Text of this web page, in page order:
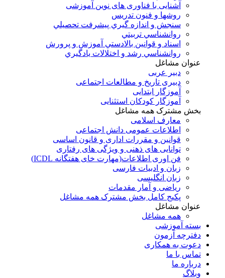
آشنایی با فناوری های نوین آموزشی
روشها و فنون تدريس
سنجش و اندازه گيري پيشرفت تحصيلي
روانشناسي تربيتي
اسناد و قوانين بالادستي آموزش و پرورش
روانشناسي رشد و اختلالات يادگيري
عنوان مشاغل
دبير عربی
دبیری تاریخ و مطالعات اجتماعی
آموزگار ابتدایی
آموزگار کودکان استثنایی
بخش مشترک همه مشاغل
معارف اسلامی
اطلاعات عمومی دانش اجتماعی
قوانین و مقررات اداری و قانون اساسی
توانایی های ذهنی و ویژگی های رفتاری
فن اوری اطلاعات(مهارت خای هفتگانه ICDL)
زبان و ادبیات فارسی
زبان انگلیسی
ریاضی و آمار مقدمات
پکیج کامل بخش مشترک همه مشاغل
عنوان مشاغل
همه مشاغل
بسته آموزشی
دفترچه آزمون
دعوت به همکاری
تماس با ما
درباره ما
وبلاگ